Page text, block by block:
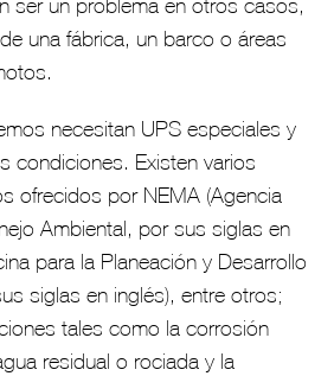
ser un problema en otros casos,
una fábrica, un barco o áreas
necesitan UPS especiales y
condiciones. Existen varios
ofrecidos por NEMA (Agencia
Ambiental, por sus siglas en
para la Planeación y Desarrollo
siglas en inglés), entre otros;
tales como la corrosión
residual o rociada y la